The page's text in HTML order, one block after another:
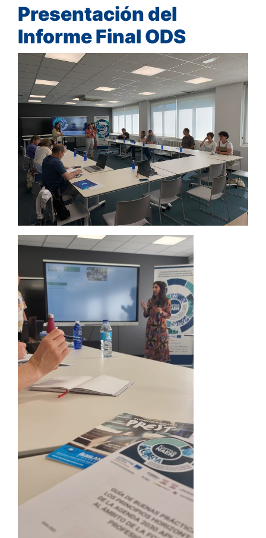
Presentación del
Informe Final ODS